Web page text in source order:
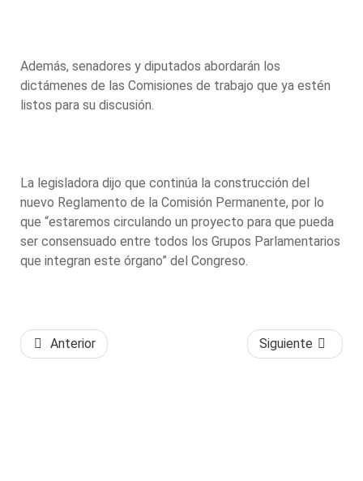
Además, senadores y diputados abordarán los
dictámenes de las Comisiones de trabajo que ya estén
listos para su discusión.
La legisladora dijo que continúa la construcción del
nuevo Reglamento de la Comisión Permanente, por lo
que “estaremos circulando un proyecto para que pueda
ser consensuado entre todos los Grupos Parlamentarios
que integran este órgano” del Congreso.
Anterior Siguiente